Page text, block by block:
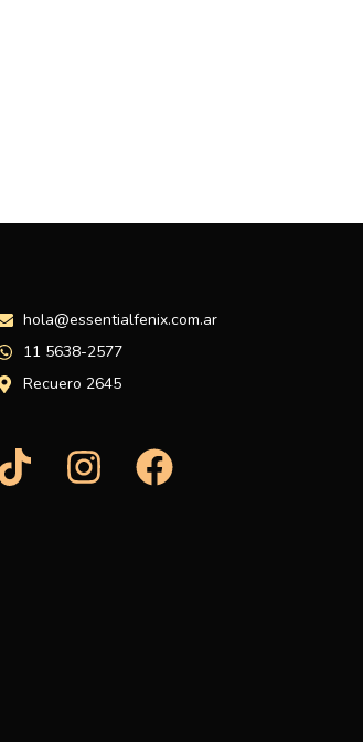
hola@essentialfenix.com.ar
11 5638-2577
Recuero 2645